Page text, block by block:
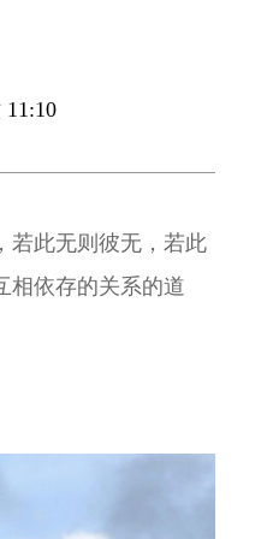
若此无则彼无，若此
相依存的关系的道